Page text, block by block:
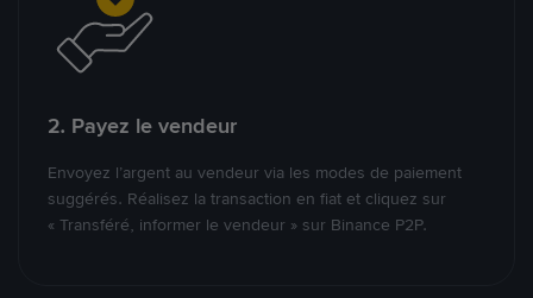
2. Payez le vendeur
Envoyez l’argent au vendeur via les modes de paiement
suggérés. Réalisez la transaction en fiat et cliquez sur
« Transféré, informer le vendeur » sur Binance P2P.